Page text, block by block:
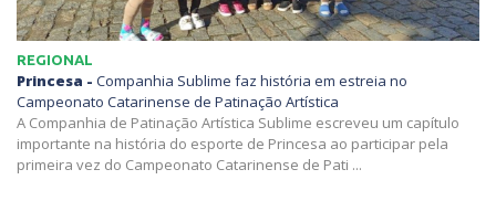
REGIONAL
Princesa - Companhia Sublime faz história em estreia no
Campeonato Catarinense de Patinação Artística
A Companhia de Patinação Artística Sublime escreveu um capítulo
importante na história do esporte de Princesa ao participar pela
primeira vez do Campeonato Catarinense de Pati ...